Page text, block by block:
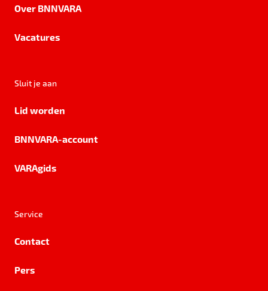
Over BNNVARA
Vacatures
Sluit je aan
Lid worden
BNNVARA-account
VARAgids
Service
Contact
Pers